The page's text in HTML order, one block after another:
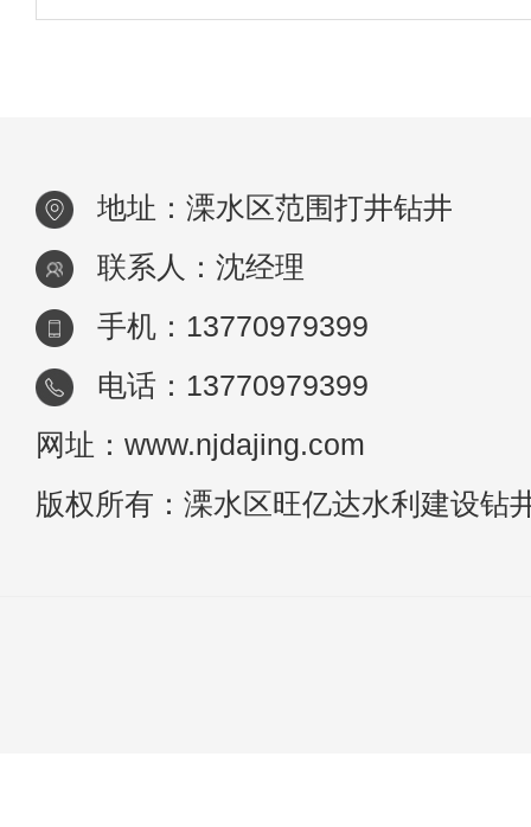
期的使用影响是很大的，正确的清洗能够大
地址：溧水区范围打井钻井
联系人：沈经理
手机：13770979399
电话：13770979399
网址：www.njdajing.com
版权所有：溧水区旺亿达水利建设钻